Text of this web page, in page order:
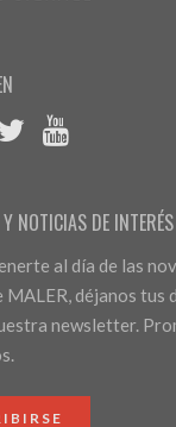
NOTICIAS DE INTERÉS
al día de las
MALER, déjanos tus
newsletter.